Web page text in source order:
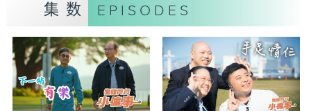
在笔记里，经过两年多的努力，近月她第一
次参与制作卡通人物的表演服，在巡游上看
到自己的作品，成为了宝琴很大的动力。
乐园除了与社福机构合作，制定相关的职业
训练课程，每年也会聘请身心有障碍人士，
安排伙伴协助他们投入工作。只要受到合适
集数 EPISODES